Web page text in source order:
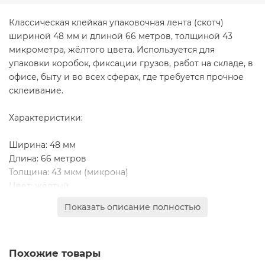
Классическая клейкая упаковочная лента (скотч)
шириной 48 мм и длиной 66 метров, толщиной 43
микрометра, жёлтого цвета. Используется для
упаковки коробок, фиксации грузов, работ на складе, в
офисе, быту и во всех сферах, где требуется прочное
склеивание.
Характеристики:
Ширина: 48 мм
Длина: 66 метров
Толщина: 43 мкм (микрона)
Цвет: жёлтый
Основа: BOPP (биаксиально-ориентированный
Преимущества:
Показать описание полностью
Похожие товары